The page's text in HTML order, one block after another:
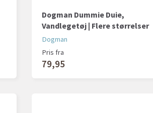
Dogman Dummie Duie,
Vandlegetøj | Flere størrelser
Dogman
Pris fra
79,95